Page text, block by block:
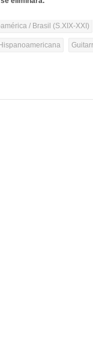
/ Brasil (S.XIX-XXI)